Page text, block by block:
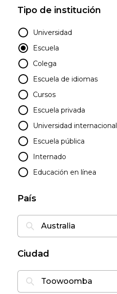
Tipo de institución
Universidad
Escuela
Colega
Escuela de idiomas
Cursos
Escuela privada
Universidad internacional
Escuela pública
Internado
Educación en línea
País
Ciudad